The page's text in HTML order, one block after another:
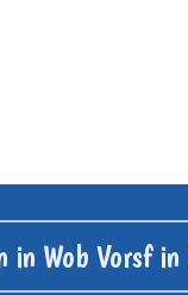
in Wob Vorsf